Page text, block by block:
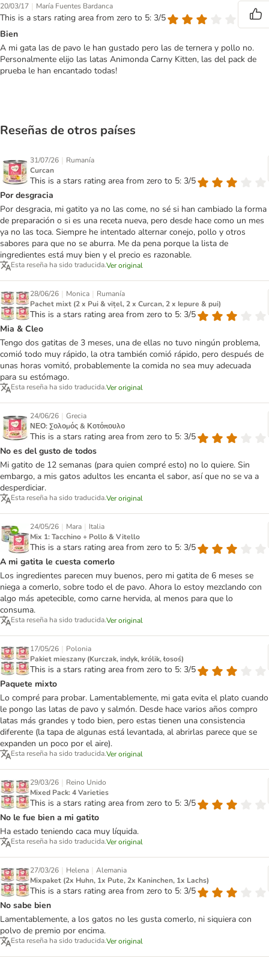
20/03/17 | María Fuentes Bardanca
This is a stars rating area from zero to 5: 3/5
Bien
A mi gata las de pavo le han gustado pero las de ternera y pollo no.
Personalmente elijo las latas Animonda Carny Kitten, las del pack de
prueba le han encantado todas!
Reseñas de otros países
31/07/26 | Rumanía
Curcan
This is a stars rating area from zero to 5: 3/5
Por desgracia
Por desgracia, mi gatito ya no las come, no sé si han cambiado la forma
de preparación o si es una receta nueva, pero desde hace como un mes
ya no las toca. Siempre he intentado alternar conejo, pollo y otros
sabores para que no se aburra. Me da pena porque la lista de
ingredientes está muy bien y el precio es razonable.
Esta reseña ha sido traducida.Ver original
28/06/26 | Monica | Rumanía
Pachet mixt (2 x Pui & vițel, 2 x Curcan, 2 x Iepure & pui)
This is a stars rating area from zero to 5: 3/5
Mia & Cleo
Tengo dos gatitas de 3 meses, una de ellas no tuvo ningún problema,
comió todo muy rápido, la otra también comió rápido, pero después de
unas horas vomitó, probablemente la comida no sea muy adecuada
para su estómago.
Esta reseña ha sido traducida.Ver original
24/06/26 | Grecia
ΝΕΟ: Σολομός & Κοτόπουλο
This is a stars rating area from zero to 5: 3/5
No es del gusto de todos
Mi gatito de 12 semanas (para quien compré esto) no lo quiere. Sin
embargo, a mis gatos adultos les encanta el sabor, así que no se va a
desperdiciar.
Esta reseña ha sido traducida.Ver original
24/05/26 | Mara | Italia
Mix 1: Tacchino + Pollo & Vitello
This is a stars rating area from zero to 5: 3/5
A mi gatita le cuesta comerlo
Los ingredientes parecen muy buenos, pero mi gatita de 6 meses se
niega a comerlo, sobre todo el de pavo. Ahora lo estoy mezclando con
algo más apetecible, como carne hervida, al menos para que lo
consuma.
Esta reseña ha sido traducida.Ver original
17/05/26 | Polonia
Pakiet mieszany (Kurczak, indyk, królik, łosoś)
This is a stars rating area from zero to 5: 3/5
Paquete mixto
Lo compré para probar. Lamentablemente, mi gata evita el plato cuando
le pongo las latas de pavo y salmón. Desde hace varios años compro
latas más grandes y todo bien, pero estas tienen una consistencia
diferente (la tapa de algunas está levantada, al abrirlas parece que se
expanden un poco por el aire).
Esta reseña ha sido traducida.Ver original
29/03/26 | Reino Unido
Mixed Pack: 4 Varieties
This is a stars rating area from zero to 5: 3/5
No le fue bien a mi gatito
Ha estado teniendo caca muy líquida.
Esta reseña ha sido traducida.Ver original
27/03/26 | Helena | Alemania
Mixpaket (2x Huhn, 1x Pute, 2x Kaninchen, 1x Lachs)
This is a stars rating area from zero to 5: 3/5
No sabe bien
Lamentablemente, a los gatos no les gusta comerlo, ni siquiera con
polvo de premio por encima.
Esta reseña ha sido traducida.Ver original